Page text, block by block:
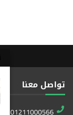
تواصل معنا
01211000566